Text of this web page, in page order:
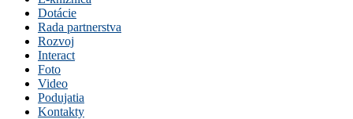
Dotácie
Rada partnerstva
Rozvoj
Interact
Foto
Video
Podujatia
Kontakty